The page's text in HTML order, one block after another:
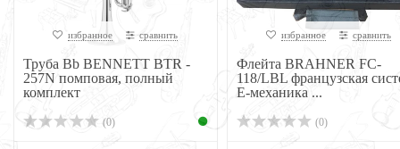
избранное сравнить
Труба Bb BENNETT BTR -
257N помповая, полный
комплект
(0)
избранное сравнить
Флейта BRAHNER FC-
118/LBL французская
Е-механика ...
(0)